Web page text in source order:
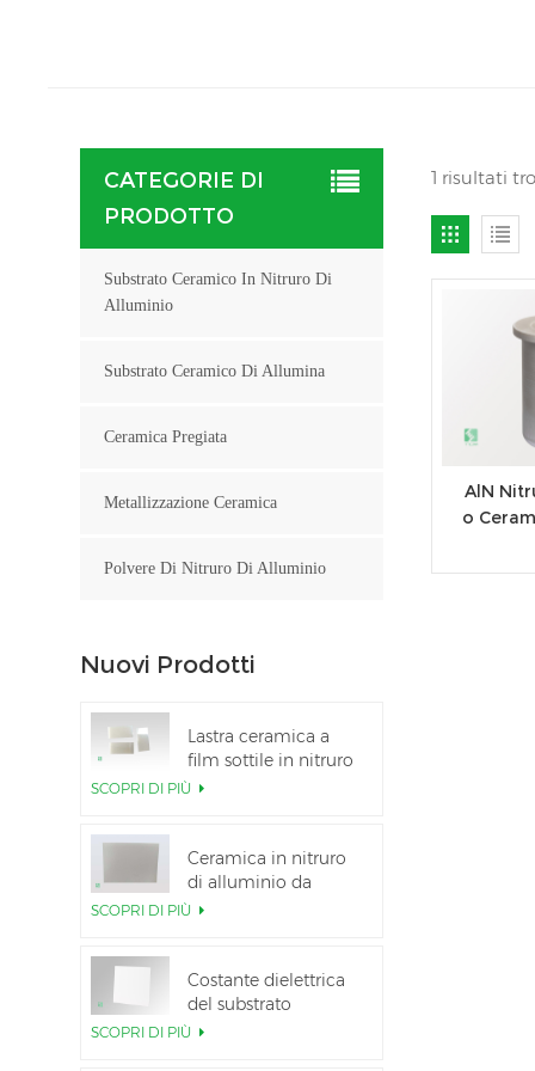
1 risultati
AlN
o
CATEGORIE DI
PRODOTTO
Substrato Ceramico In Nitruro Di
Alluminio
Substrato Ceramico Di Allumina
Ceramica Pregiata
Metallizzazione Ceramica
Polvere Di Nitruro Di Alluminio
Nuovi Prodotti
Lastra ceramica a
film sottile in nitruro
di alluminio lucidato
SCOPRI DI PIÙ
Ceramica in nitruro
di alluminio da
5,5×7,5 pollici
SCOPRI DI PIÙ
Costante dielettrica
del substrato
ceramico Al2O3 al
SCOPRI DI PIÙ